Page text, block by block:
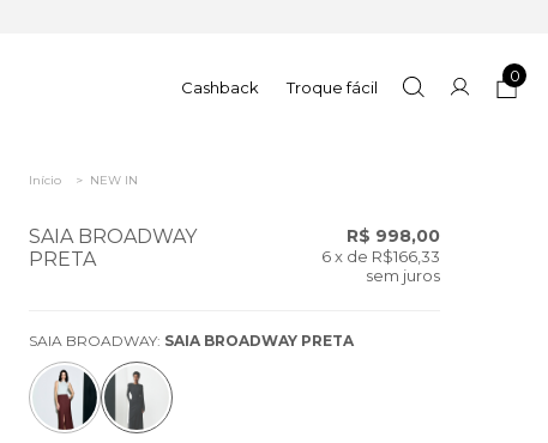
Cashback Troque fácil
0
Início > NEW IN
SAIA BROADWAY
PRETA
R$ 998,00
6 x de R$166,33
sem juros
SAIA BROADWAY: SAIA BROADWAY PRETA